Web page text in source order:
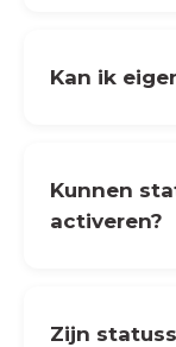
Kan ik
Kunnen
activeren?
Zijn